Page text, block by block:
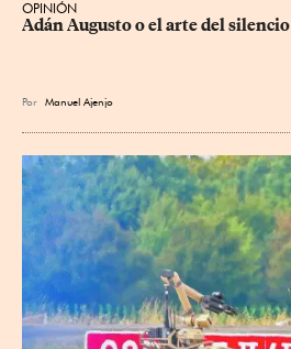
OPINIÓN
Adán Augusto o el arte del silencio
Por Manuel Ajenjo